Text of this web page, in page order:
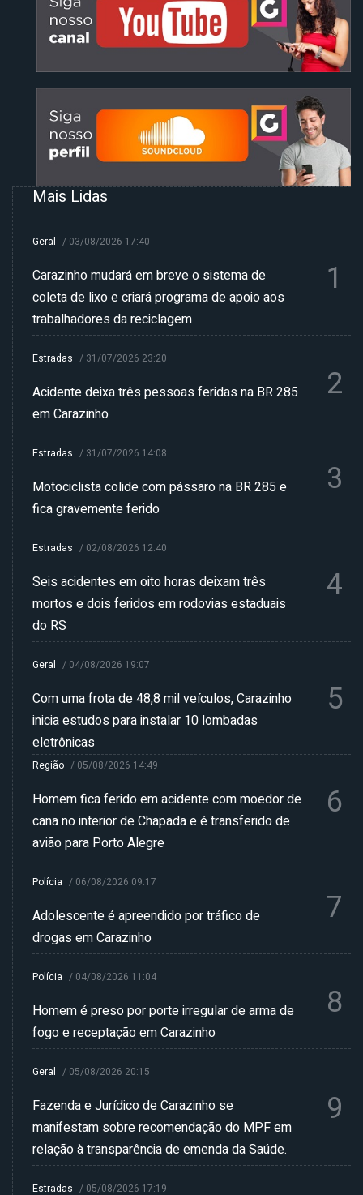
Mais Lidas
Geral / 03/08/2026 17:40
Carazinho mudará em breve o sistema de
coleta de lixo e criará programa de apoio aos
trabalhadores da reciclagem
1
Estradas / 31/07/2026 23:20
Acidente deixa três pessoas feridas na BR 285
em Carazinho
2
Estradas / 31/07/2026 14:08
Motociclista colide com pássaro na BR 285 e
fica gravemente ferido
3
Estradas / 02/08/2026 12:40
Seis acidentes em oito horas deixam três
mortos e dois feridos em rodovias estaduais
do RS
4
Geral / 04/08/2026 19:07
Com uma frota de 48,8 mil veículos, Carazinho
inicia estudos para instalar 10 lombadas
eletrônicas
5
Região / 05/08/2026 14:49
Homem fica ferido em acidente com moedor de
cana no interior de Chapada e é transferido de
avião para Porto Alegre
6
Polícia / 06/08/2026 09:17
Adolescente é apreendido por tráfico de
drogas em Carazinho
7
Polícia / 04/08/2026 11:04
Homem é preso por porte irregular de arma de
fogo e receptação em Carazinho
8
Geral / 05/08/2026 20:15
Fazenda e Jurídico de Carazinho se
manifestam sobre recomendação do MPF em
relação à transparência de emenda da Saúde.
9
Estradas / 05/08/2026 17:19